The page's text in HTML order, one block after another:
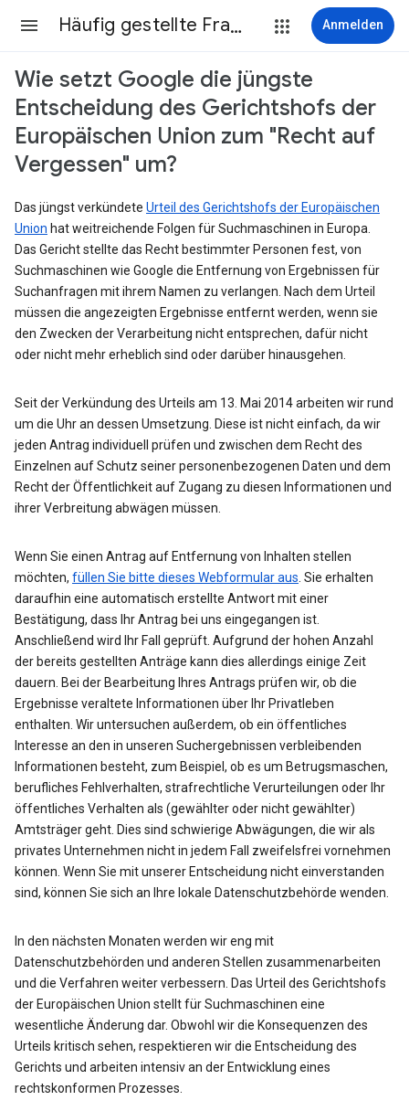
Häufig gestellte Fragen Anmelden
Wie setzt Google die jüngste
Entscheidung des Gerichtshofs der
Europäischen Union zum "Recht auf
Vergessen" um?
Das jüngst verkündete Urteil des Gerichtshofs der Europäischen
Union hat weitreichende Folgen für Suchmaschinen in Europa.
Das Gericht stellte das Recht bestimmter Personen fest, von
Suchmaschinen wie Google die Entfernung von Ergebnissen für
Suchanfragen mit ihrem Namen zu verlangen. Nach dem Urteil
müssen die angezeigten Ergebnisse entfernt werden, wenn sie
den Zwecken der Verarbeitung nicht entsprechen, dafür nicht
oder nicht mehr erheblich sind oder darüber hinausgehen.
Seit der Verkündung des Urteils am 13. Mai 2014 arbeiten wir rund
um die Uhr an dessen Umsetzung. Diese ist nicht einfach, da wir
jeden Antrag individuell prüfen und zwischen dem Recht des
Einzelnen auf Schutz seiner personenbezogenen Daten und dem
Recht der Öffentlichkeit auf Zugang zu diesen Informationen und
ihrer Verbreitung abwägen müssen.
Wenn Sie einen Antrag auf Entfernung von Inhalten stellen
möchten, füllen Sie bitte dieses Webformular aus . Sie erhalten
daraufhin eine automatisch erstellte Antwort mit einer
Bestätigung, dass Ihr Antrag bei uns eingegangen ist.
Anschließend wird Ihr Fall geprüft. Aufgrund der hohen Anzahl
der bereits gestellten Anträge kann dies allerdings einige Zeit
dauern. Bei der Bearbeitung Ihres Antrags prüfen wir, ob die
Ergebnisse veraltete Informationen über Ihr Privatleben
enthalten. Wir untersuchen außerdem, ob ein öffentliches
Interesse an den in unseren Suchergebnissen verbleibenden
Informationen besteht, zum Beispiel, ob es um Betrugsmaschen,
berufliches Fehlverhalten, strafrechtliche Verurteilungen oder Ihr
öffentliches Verhalten als (gewählter oder nicht gewählter)
Amtsträger geht. Dies sind schwierige Abwägungen, die wir als
privates Unternehmen nicht in jedem Fall zweifelsfrei vornehmen
können. Wenn Sie mit unserer Entscheidung nicht einverstanden
sind, können Sie sich an Ihre lokale Datenschutzbehörde wenden.
In den nächsten Monaten werden wir eng mit
Datenschutzbehörden und anderen Stellen zusammenarbeiten
und die Verfahren weiter verbessern. Das Urteil des Gerichtshofs
der Europäischen Union stellt für Suchmaschinen eine
wesentliche Änderung dar. Obwohl wir die Konsequenzen des
Urteils kritisch sehen, respektieren wir die Entscheidung des
Gerichts und arbeiten intensiv an der Entwicklung eines
rechtskonformen Prozesses.